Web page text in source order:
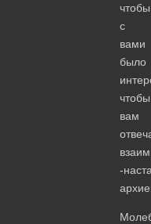
чтобы
с
вами
было
чтобы
вам
-